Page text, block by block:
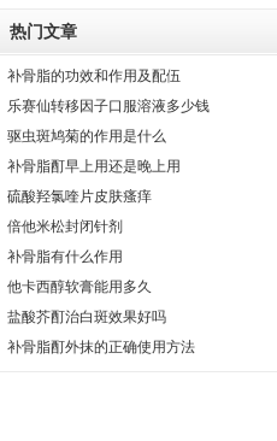
热门文章
补骨脂的功效和作用及配伍
乐赛仙转移因子口服溶液多少钱
驱虫斑鸠菊的作用是什么
补骨脂酊早上用还是晚上用
硫酸羟氯喹片皮肤瘙痒
倍他米松封闭针剂
补骨脂有什么作用
他卡西醇软膏能用多久
盐酸芥酊治白斑效果好吗
补骨脂酊外抹的正确使用方法